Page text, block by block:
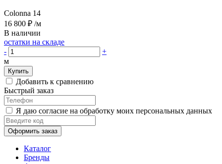
Colonna 14
16 800 ₽ /м
В наличии
остатки на складе
-
+
м
Купить
Добавить к сравнению
Быстрый заказ
Я даю согласие на обработку моих персональных данных
Оформить заказ
Каталог
Бренды